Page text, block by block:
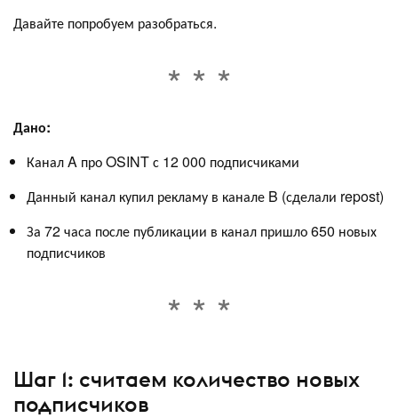
Давайте попробуем разобраться.
Дано:
Канал A про OSINT с 12 000 подписчиками
Данный канал купил рекламу в канале B (сделали repost)
За 72 часа после публикации в канал пришло 650 новых
подписчиков
Шаг 1: считаем количество новых
подписчиков